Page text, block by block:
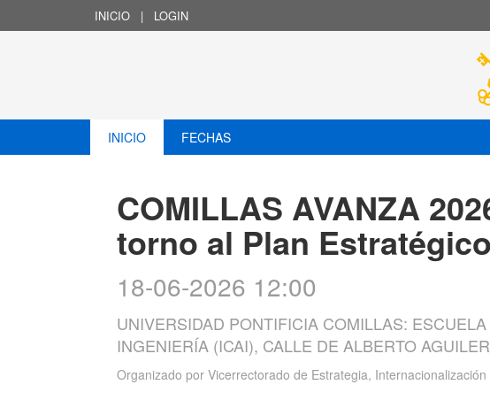
INICIO | LOGIN
INICIO FECHAS
COMILLAS AVANZA
torno al Plan Estratégico
18-06-2026 12:00
UNIVERSIDAD PONTIFICIA COMILLAS:
INGENIERÍA (ICAI), CALLE DE ALBERTO
Organizado por Vicerrectorado de Estrategia,